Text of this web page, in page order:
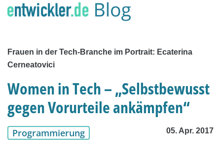
Frauen in der Tech-Branche im Portrait: Ecaterina
Cerneatovici
Women in Tech – „Selbstbewusst
gegen Vorurteile ankämpfen“
Programmierung 05. Apr. 2017